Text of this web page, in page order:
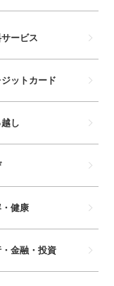
ービス
ットカード
し
健康
金融・投資